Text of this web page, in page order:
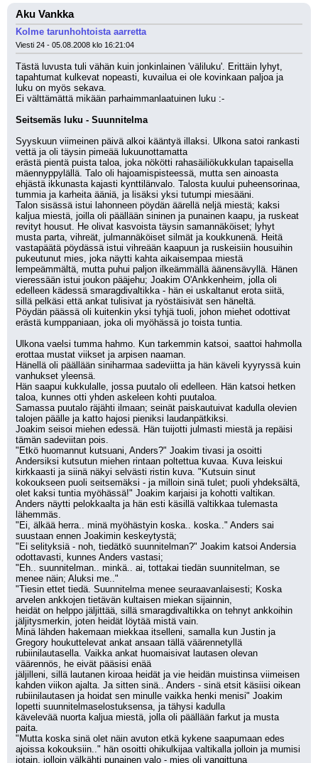
Aku Vankka
Kolme tarunhohtoista aarretta
Viesti 24 - 05.08.2008 klo 16:21:04
Tästä luvusta tuli vähän kuin jonkinlainen 'väliluku'. Erittäin lyhyt,
tapahtumat kulkevat nopeasti, kuvailua ei ole kovinkaan paljoa ja
luku on myös sekava.
Ei välttämättä mikään parhaimmanlaatuinen luku :-
Seitsemäs luku - Suunnitelma
Syyskuun viimeinen päivä alkoi kääntyä illaksi. Ulkona satoi rankasti
vettä ja oli täysin pimeää lukuunottamatta
erästä pientä puista taloa, joka nökötti rahasäiliökukkulan tapaisella
mäennyppylällä. Talo oli hajoamispisteessä, mutta sen ainoasta
ehjästä ikkunasta kajasti kynttilänvalo. Talosta kuului puheensorinaa,
tummia ja karheita ääniä, ja lisäksi yksi tutumpi miesääni.
Talon sisässä istui lahonneen pöydän äärellä neljä miestä; kaksi
kaljua miestä, joilla oli päällään sininen ja punainen kaapu, ja ruskeat
revityt housut. He olivat kasvoista täysin samannäköiset; lyhyt
musta parta, vihreät, julmannäköiset silmät ja koukkunenä. Heitä
vastapäätä pöydässä istui vihreään kaapuun ja ruskeisiin housuihin
pukeutunut mies, joka näytti kahta aikaisempaa miestä
lempeämmältä, mutta puhui paljon ilkeämmällä äänensävyllä. Hänen
vieressään istui joukon pääjehu; Joakim O'Ankkenheim, jolla oli
edelleen kädessä smaragdivaltikka - hän ei uskaltanut erota siitä,
sillä pelkäsi että ankat tulisivat ja ryöstäisivät sen häneltä.
Pöydän päässä oli kuitenkin yksi tyhjä tuoli, johon miehet odottivat
erästä kumppaniaan, joka oli myöhässä jo toista tuntia.
Ulkona vaelsi tumma hahmo. Kun tarkemmin katsoi, saattoi hahmolla
erottaa mustat viikset ja arpisen naaman.
Hänellä oli päällään siniharmaa sadeviitta ja hän käveli kyyryssä kuin
vanhukset yleensä.
Hän saapui kukkulalle, jossa puutalo oli edelleen. Hän katsoi hetken
taloa, kunnes otti yhden askeleen kohti puutaloa.
Samassa puutalo räjähti ilmaan; seinät paiskautuivat kadulla olevien
talojen päälle ja katto hajosi pieniksi laudanpätkiksi.
Joakim seisoi miehen edessä. Hän tuijotti julmasti miestä ja repäisi
tämän sadeviitan pois.
"Etkö huomannut kutsuani, Anders?" Joakim tivasi ja osoitti
Andersiksi kutsutun miehen rintaan poltettua kuvaa. Kuva leiskui
kirkkaasti ja siinä näkyi selvästi ristin kuva. "Kutsuin sinut
kokoukseen puoli seitsemäksi - ja milloin sinä tulet; puoli yhdeksältä,
olet kaksi tuntia myöhässä!" Joakim karjaisi ja kohotti valtikan.
Anders näytti pelokkaalta ja hän esti käsillä valtikkaa tulemasta
lähemmäs.
"Ei, älkää herra.. minä myöhästyin koska.. koska.." Anders sai
suustaan ennen Joakimin keskeytystä;
"Ei selityksiä - noh, tiedätkö suunnitelman?" Joakim katsoi Andersia
odottavasti, kunnes Anders vastasi;
"Eh.. suunnitelman.. minkä.. ai, tottakai tiedän suunnitelman, se
menee näin; Aluksi me.."
"Tiesin ettet tiedä. Suunnitelma menee seuraavanlaisesti; Koska
arvelen ankkojen tietävän kultaisen miekan sijainnin,
heidät on helppo jäljittää, sillä smaragdivaltikka on tehnyt ankkoihin
jäljitysmerkin, joten heidät löytää mistä vain.
Minä lähden hakemaan miekkaa itselleni, samalla kun Justin ja
Gregory houkuttelevat ankat ansaan tällä väärennetyllä
rubiinilautasella. Vaikka ankat huomaisivat lautasen olevan
väärennös, he eivät pääsisi enää
jäljilleni, sillä lautanen kiroaa heidät ja vie heidän muistinsa viimeisen
kahden viikon ajalta. Ja sitten sinä.. Anders - sinä etsit käsiisi oikean
rubiinilautasen ja hoidat sen minulle vaikka henki menisi" Joakim
lopetti suunnitelmaselostuksensa, ja tähysi kadulla
kävelevää nuorta kaljua miestä, jolla oli päällään farkut ja musta
paita.
"Mutta koska sinä olet näin avuton etkä kykene saapumaan edes
ajoissa kokouksiin.." hän osoitti ohikulkijaa valtikalla jolloin ja mumisi
jotain, jolloin välkähti punainen valo - mies oli vangittuna